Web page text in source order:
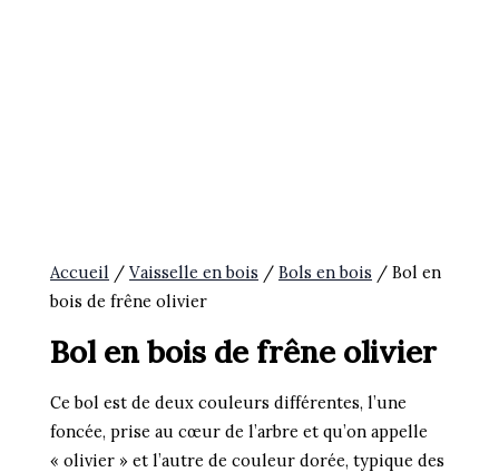
Accueil /Vaisselle en bois /Bols en bois / Bol en
bois de frêne olivier
Bol en bois de frêne olivier
Ce bol est de deux couleurs différentes, l’une
foncée, prise au cœur de l’arbre et qu’on appelle
« olivier » et l’autre de couleur dorée, typique des